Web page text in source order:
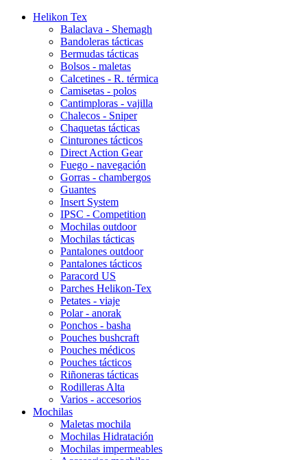
Helikon Tex
Balaclava - Shemagh
Bandoleras tácticas
Bermudas tácticas
Bolsos - maletas
Calcetines - R. térmica
Camisetas - polos
Cantimploras - vajilla
Chalecos - Sniper
Chaquetas tácticas
Cinturones tácticos
Direct Action Gear
Fuego - navegación
Gorras - chambergos
Guantes
Insert System
IPSC - Competition
Mochilas outdoor
Mochilas tácticas
Pantalones outdoor
Pantalones tácticos
Paracord US
Parches Helikon-Tex
Petates - viaje
Polar - anorak
Ponchos - basha
Pouches bushcraft
Pouches médicos
Pouches tácticos
Riñoneras tácticas
Rodilleras Alta
Varios - accesorios
Mochilas
Maletas mochila
Mochilas Hidratación
Mochilas impermeables